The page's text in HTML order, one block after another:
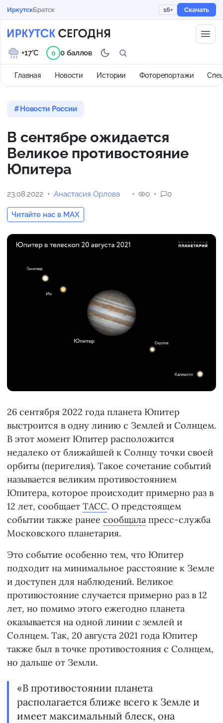
ИркутскБратск 16+ Скачать
Главная Новости Истории Фоторепортажи
+17°C 0 0 баллов
Новости России
В сентябре ожидается
Великое противостояние
Юпитера
23.08.2022 Анастасия Орлова
Читайте нас в MAX
0 0
26 сентября 2022 года планета Юпитер
выстроится в одну линию с Землей и Солнцем.
В этот момент Юпитер расположится
недалеко от ближайшей к Солнцу точки своей
орбиты (перигелия). Такое сочетание событий
называется великим противостоянием
Юпитера, которое происходит примерно раз в
12 лет, сообщает ТАСС. О предстоящем
событии также ранее сообщала пресс-служба
Московского планетария.
Это событие особенно тем, что Юпитер
подходит на минимальное расстояние к Земле
и доступен для наблюдений. Великое
противостояние случается примерно раз в 12
лет, но помимо этого ежегодно планета
оказывается на одной линии с землей и
Солнцем. Так, 20 августа 2021 года Юпитер
также был в точке противостояния с Солнцем,
но дальше от Земли.
«В противостоянии планета
располагается ближе всего к Земле и
имеет максимальный блеск, она